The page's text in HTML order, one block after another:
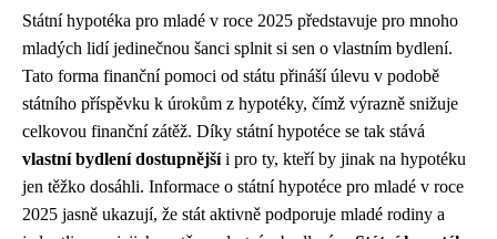
Státní hypotéka pro mladé v roce 2025 představuje pro mnoho
mladých lidí jedinečnou šanci splnit si sen o vlastním bydlení.
Tato forma finanční pomoci od státu přináší úlevu v podobě
státního příspěvku k úrokům z hypotéky, čímž výrazně snižuje
celkovou finanční zátěž. Díky státní hypotéce se tak stává
vlastní bydlení dostupnějšíi pro ty, kteří by jinak na hypotéku
jen těžko dosáhli. Informace o státní hypotéce pro mladé v roce
2025 jasně ukazují, že stát aktivně podporuje mladé rodiny a